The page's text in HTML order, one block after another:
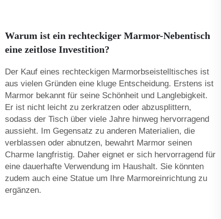
Warum ist ein rechteckiger Marmor-Nebentisch
eine zeitlose Investition?
Der Kauf eines rechteckigen Marmorbseistelltisches ist
aus vielen Gründen eine kluge Entscheidung. Erstens ist
Marmor bekannt für seine Schönheit und Langlebigkeit.
Er ist nicht leicht zu zerkratzen oder abzusplittern,
sodass der Tisch über viele Jahre hinweg hervorragend
aussieht. Im Gegensatz zu anderen Materialien, die
verblassen oder abnutzen, bewahrt Marmor seinen
Charme langfristig. Daher eignet er sich hervorragend für
eine dauerhafte Verwendung im Haushalt. Sie könnten
zudem auch eine Statue um Ihre Marmoreinrichtung zu
ergänzen.